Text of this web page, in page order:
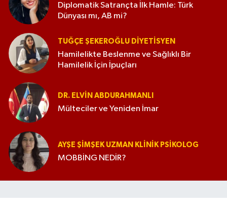
Diplomatik Satrançta İlk Hamle: Türk
Dünyası mı, AB mi?
TUĞÇE ŞEKEROĞLU DIYETISYEN
Hamilelikte Beslenme ve Sağlıklı Bir
Hamilelik İçin İpuçları
DR. ELVIN ABDURAHMANLI
Mülteciler ve Yeniden İmar
AYŞE ŞIMŞEK UZMAN KLINIK PSIKOLOG
MOBBİNG NEDİR?